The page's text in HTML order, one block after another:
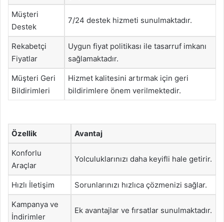
Müşteri
Destek
7/24 destek hizmeti sunulmaktadır.
Rekabetçi
Fiyatlar
Uygun fiyat politikası ile tasarruf imkanı
sağlamaktadır.
Müşteri Geri
Bildirimleri
Hizmet kalitesini artırmak için geri
bildirimlere önem verilmektedir.
Özellik Avantaj
Konforlu
Araçlar
Yolculuklarınızı daha keyifli hale getirir.
Hızlı İletişim Sorunlarınızı hızlıca çözmenizi sağlar.
Kampanya ve
İndirimler
Ek avantajlar ve fırsatlar sunulmaktadır.